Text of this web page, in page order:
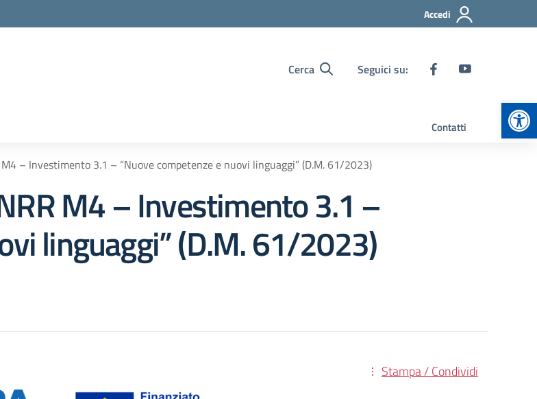
Accedi
Cerca Seguici su:
Contatti
– Investimento 3.1 – “Nuove competenze e nuovi linguaggi” (D.M. 61/2023)
M4 – Investimento 3.1 –
linguaggi” (D.M. 61/2023)
Stampa / Condividi